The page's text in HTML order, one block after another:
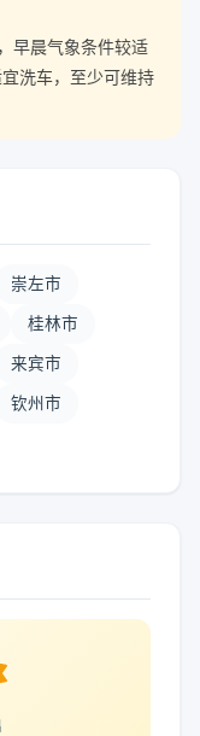
早晨气象条件较适
洗车，至少可维持
崇左市
桂林市
来宾市
钦州市